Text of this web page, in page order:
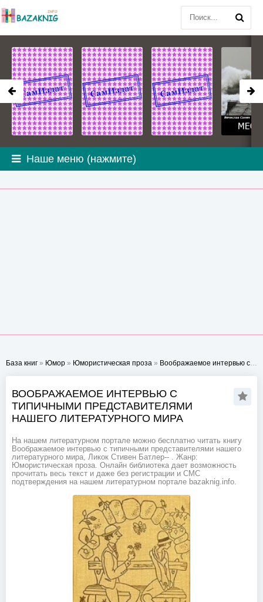
Наше меню (нажмите)
База книг » Юмор » Юмористическая проза » Воображаемое интервью с типичными представителями нашего литературного мира
ВООБРАЖАЕМОЕ ИНТЕРВЬЮ С
ТИПИЧНЫМИ ПРЕДСТАВИТЕЛЯМИ
НАШЕГО ЛИТЕРАТУРНОГО МИРА
На нашем литературном портале можно бесплатно читать книгу
Воображаемое интервью с типичными представителями нашего
литературного мира, Ликок Стивен Батлер-- . Жанр:
Юмористическая проза. Онлайн библиотека дает возможность
прочитать весь текст и даже без регистрации и СМС
подтверждения на нашем литературном портале bazaknig.info.